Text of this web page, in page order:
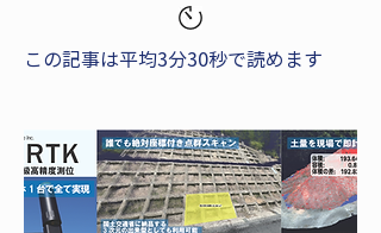
この記事は平均3分30秒で読めます